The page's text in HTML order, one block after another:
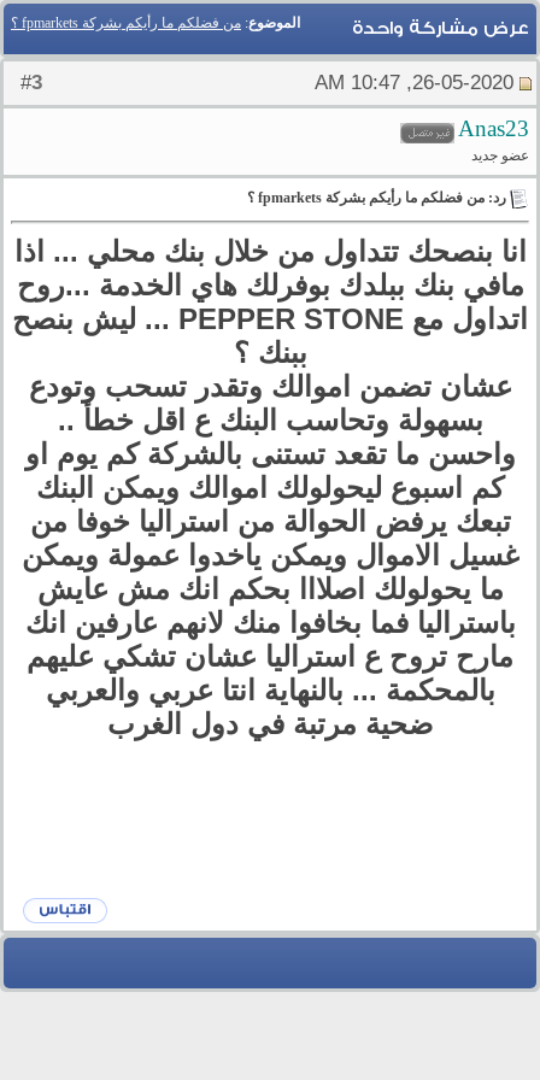
الموضوع: من فضلكم ما رأيكم بشركة fpmarkets ؟ عرض مشاركة واحدة
3
Anas23
عضو جديد
رد: من فضلكم ما رأيكم بشركة fpmarkets ؟
انا بنصحك تتداول من خلال بنك محلي ... اذا
مافي بنك ببلدك بوفرلك هاي الخدمة ...روح
اتداول مع PEPPER STONE ... ليش بنصح
ببنك ؟
عشان تضمن اموالك وتقدر تسحب وتودع
بسهولة وتحاسب البنك ع اقل خطأ ..
واحسن ما تقعد تستنى بالشركة كم يوم او
كم اسبوع ليحولولك اموالك ويمكن البنك
تبعك يرفض الحوالة من استراليا خوفا من
غسيل الاموال ويمكن ياخدوا عمولة ويمكن
ما يحولولك اصلااا بحكم انك مش عايش
باستراليا فما بخافوا منك لانهم عارفين انك
مارح تروح ع استراليا عشان تشكي عليهم
بالمحكمة ... بالنهاية انتا عربي والعربي
ضحية مرتبة في دول الغرب